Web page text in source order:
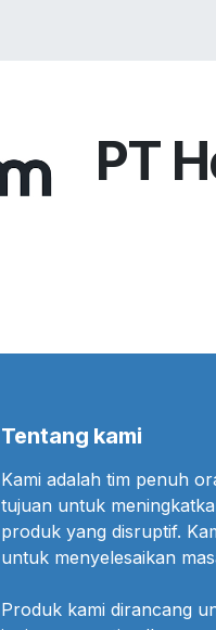
PT
Tentang kami
Kami adalah tim penuh
tujuan untuk
produk yang disruptif.
untuk menyelesaikan
Produk kami dirancang